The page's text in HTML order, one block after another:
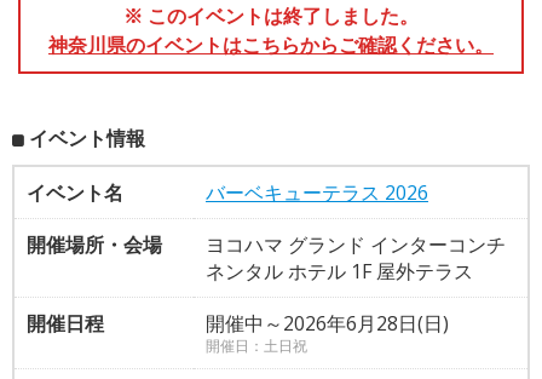
※ このイベントは終了しました。
神奈川県のイベントはこちらからご確認ください。
イベント情報
イベント名
バーベキューテラス 2026
開催場所・会場
ヨコハマ グランド インターコンチ
ネンタル ホテル 1F 屋外テラス
開催日程
開催中～2026年6月28日(日)
開催日：土日祝